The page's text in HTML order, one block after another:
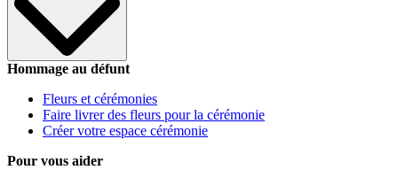
Hommage au défunt
Fleurs et cérémonies
Faire livrer des fleurs pour la cérémonie
Créer votre espace cérémonie
Pour vous aider